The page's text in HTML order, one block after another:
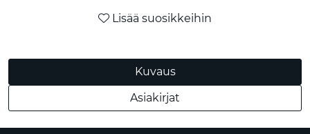
Lisää suosikkeihin
Kuvaus
Asiakirjat